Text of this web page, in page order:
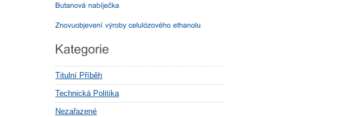
Titulní Příběh
Technická Politika
Nezařazené